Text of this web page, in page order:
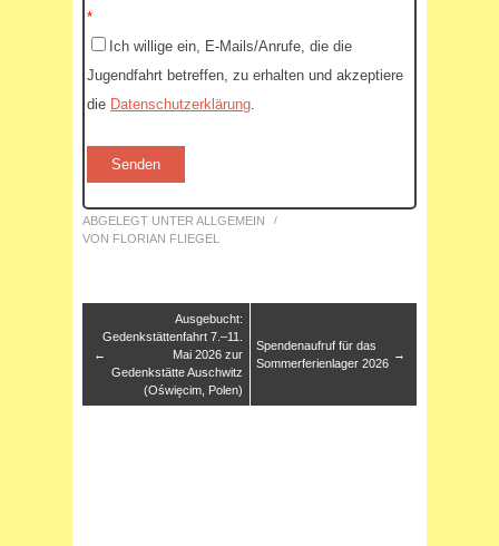
*
Ich willige ein, E-Mails/Anrufe, die die
Jugendfahrt betreffen, zu erhalten und akzeptiere
die Datenschutzerklärung.
ABGELEGT UNTER ALLGEMEIN /
VON FLORIAN FLIEGEL
←
Ausgebucht:
Gedenkstättenfahrt 7.–11.
Mai 2026 zur
Gedenkstätte Auschwitz
(Oświęcim, Polen)
Spendenaufruf für das
Sommerferienlager 2026
→